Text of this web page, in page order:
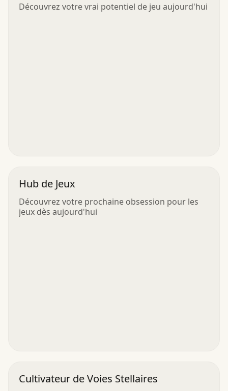
Découvrez votre vrai potentiel de jeu aujourd'hui
Hub de Jeux
Découvrez votre prochaine obsession pour les
jeux dès aujourd'hui
Cultivateur de Voies Stellaires